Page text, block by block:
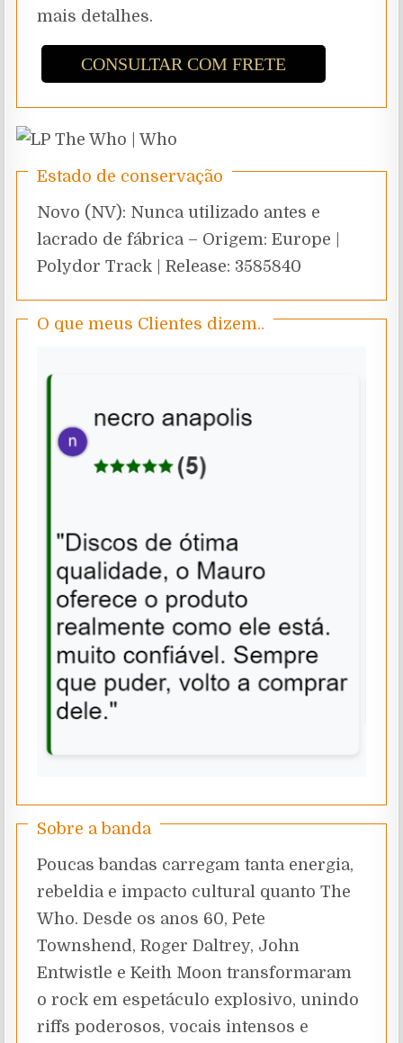
mais detalhes.
CONSULTAR COM FRETE
Estado de conservação
Novo (NV): Nunca utilizado antes e
lacrado de fábrica – Origem: Europe |
Polydor Track | Release: 3585840
O que meus Clientes dizem..
Sobre a banda
Poucas bandas carregam tanta energia,
rebeldia e impacto cultural quanto The
Who. Desde os anos 60, Pete
Townshend, Roger Daltrey, John
Entwistle e Keith Moon transformaram
o rock em espetáculo explosivo, unindo
riffs poderosos, vocais intensos e